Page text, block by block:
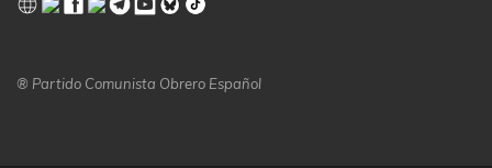
® Partido Comunista Obrero Español